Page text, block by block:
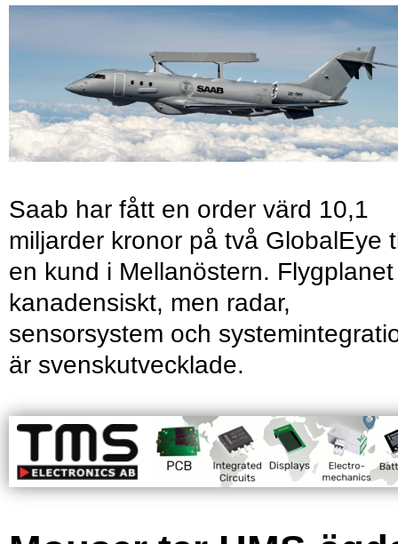
Saab har fått en order värd 10,1
miljarder kronor på två GlobalEye
en kund i Mellanöstern.
kanadensiskt, men radar,
sensorsystem och
är svenskutvecklade.